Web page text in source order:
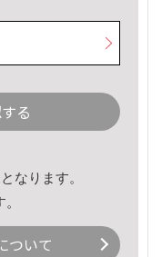
る
なります。
ついて